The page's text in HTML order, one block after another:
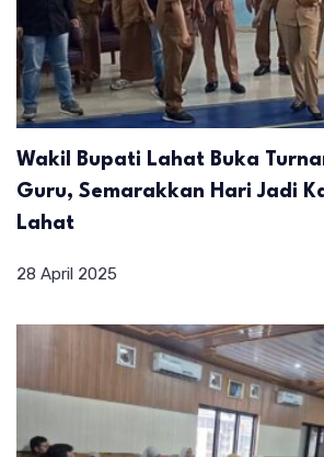
Wakil Bupati Lahat Buka
Guru, Semarakkan Hari Jadi
Lahat
28 April 2025